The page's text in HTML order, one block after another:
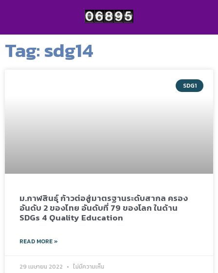
Tag: sdg14
SDG1
ม.กาฬสินธุ์ ก้าวต่อสู่มาตรฐานระดับสากล ครอง
อันดับ 2 ของไทย อันดับที่ 79 ของโลก ในด้าน
SDGs 4 Quality Education
READ MORE »
29 เมษายน 2022 ไม่มีความเห็น